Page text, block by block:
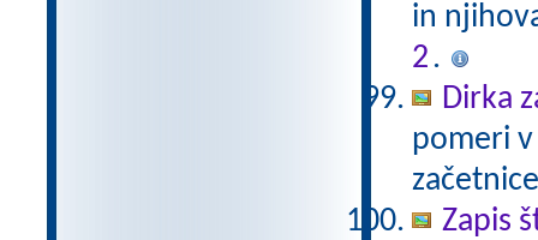
in
2.
Dirka
pomeri
Zapis